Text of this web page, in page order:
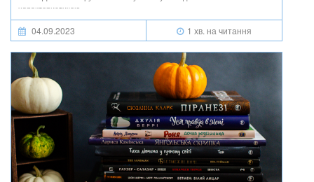
характеристикою.
04.09.2023 1 хв. на читання